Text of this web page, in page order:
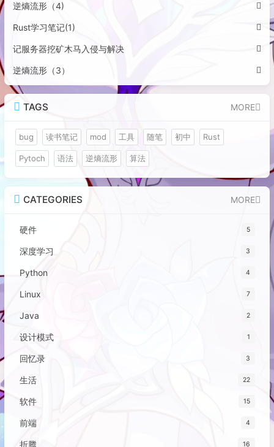
逆熵流形（4)
Rust学习笔记(1)
记服务器挖矿木马入侵与解决
逆熵流形（3）
TAGS MORE
bug 读书笔记 mod 工具 随笔 初中 Rust
Pytoch 语法 逆熵流形 算法
CATEGORIES MORE
硬件 5
深度学习 3
Python 4
Linux 7
Java 2
设计模式 1
回忆录 3
生活 22
软件 15
前端 4
折腾 16